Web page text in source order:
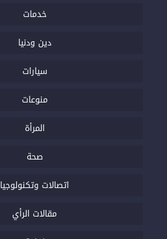
خدمات
دين ودنيا
سيارات
منوعات
المرأة
صحة
اتصالات وتكنولوجيا
مقالات الرأي